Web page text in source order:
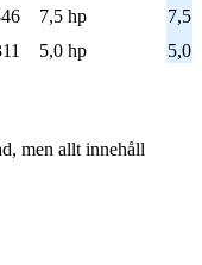
7,5 hp
7,5
5,0 hp 5,0
men allt inne­håll